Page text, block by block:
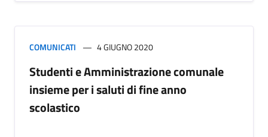
COMUNICATI 4 GIUGNO 2020
Studenti e Amministrazione comunale
insieme per i saluti di fine anno
scolastico